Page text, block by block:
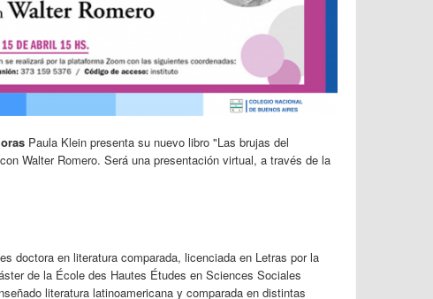
Paula Klein presenta su nuevo libro "Las brujas del
Walter Romero. Será una presentación virtual, a través de la
doctora en literatura comparada, licenciada en Letras por la
de la École des Hautes Études en Sciences Sociales
literatura latinoamericana y comparada en distintas